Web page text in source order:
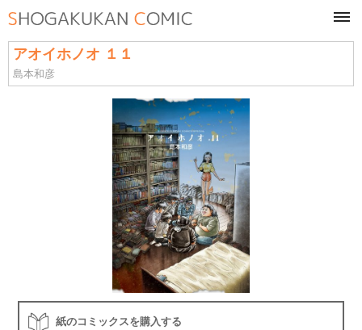
アオイホノオ １１
島本和彦
紙のコミックスを購入する